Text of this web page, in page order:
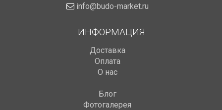
info@budo-market.ru
ИНФОРМАЦИЯ
Доставка
Оплата
О нас
Блог
Фотогалерея